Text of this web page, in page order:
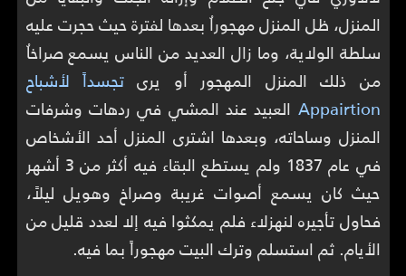
المنزل، ظل المنزل مهجوراُ بعدها لفترة حيث حجرت عليه
سلطة الولاية، وما زال العديد من الناس يسمع صراخاُ
من ذلك المنزل المهجور أو يرىتجسداً لأشباح
Appairtion العبيد عند المشي في ردهات وشرفات
المنزل وساحاته، وبعدها اشترى المنزل أحد الأشخاص
في عام 1837 ولم يستطع البقاء فيه أكثر من 3 أشهر
حيث كان يسمع أصوات غريبة وصراخ وهويل ليلاً،
فحاول تأجيره لنهزلاء فلم يمكثوا فيه إلا لعدد قليل من
الأيام. ثم استسلم وترك البيت مهجوراً بما فيه.